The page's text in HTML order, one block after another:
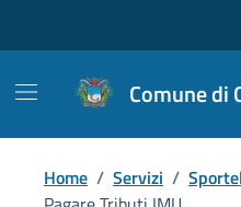
Comune di
Home / Servizi /